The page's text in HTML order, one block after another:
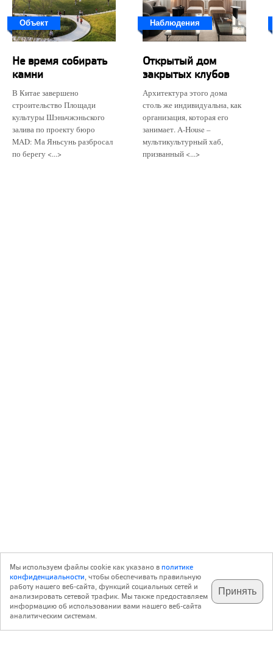
Объект
Не время собирать
камни
В Китае завершено
строительство Площади
культуры Шэньчжэньского
залива по проекту бюро
MAD: Ма Яньсунь разбросал
по берегу <...>
Наблюдения
Открытый дом
закрытых клубов
Архитектура этого дома
столь же индивидуальна, как
организация, которая его
занимает. A-House –
мультикультурный хаб,
призванный <...>
подпишитесь на наш
телеграм @archi_ru
✕
с 20 июля 1999 г.
Мы используем файлы cookie как указано вполитике
конфиденциальности, чтобы обеспечивать правильную
работу нашего веб-сайта, функций социальных сетей и
анализировать сетевой трафик. Мы также предоставляем
информацию об использовании вами нашего веб-сайта
аналитическим системам.
Принять